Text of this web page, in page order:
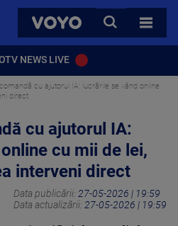
VOYO
CAUTA
TOATE
NEWS LIVE
cu ajutorul IA: lucrările se vând online
direct
cu ajutorul IA:
cu mii de lei,
interveni direct
Data publicării: 27-05-2026 | 19:59
Data actualizării: 27-05-2026 | 19:59